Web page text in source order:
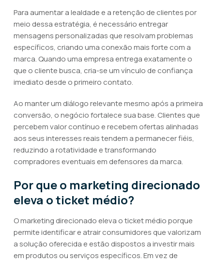
Para aumentar a lealdade e a retenção de clientes por
meio dessa estratégia, é necessário entregar
mensagens personalizadas que resolvam problemas
específicos, criando uma conexão mais forte com a
marca. Quando uma empresa entrega exatamente o
que o cliente busca, cria-se um vínculo de confiança
imediato desde o primeiro contato.
Ao manter um diálogo relevante mesmo após a primeira
conversão, o negócio fortalece sua base. Clientes que
percebem valor contínuo e recebem ofertas alinhadas
aos seus interesses reais tendem a permanecer fiéis,
reduzindo a rotatividade e transformando
compradores eventuais em defensores da marca.
Por que o marketing direcionado
eleva o ticket médio?
O marketing direcionado eleva o ticket médio porque
permite identificar e atrair consumidores que valorizam
a solução oferecida e estão dispostos a investir mais
em produtos ou serviços específicos. Em vez de